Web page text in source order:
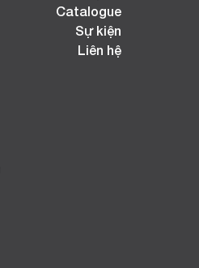
Catalogue
Sự kiện
Liên hệ